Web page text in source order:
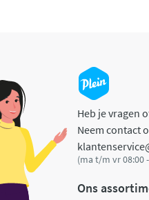
Heb je vragen
Neem contact
(ma t/m vr 08:00
Ons